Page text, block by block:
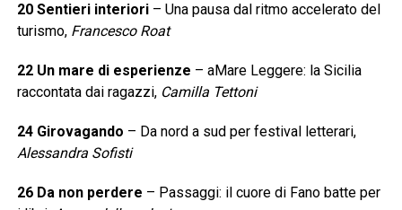
20 Sentieri interiori– Una pausa dal ritmo accelerato del
turismo, Francesco Roat
22 Un mare di esperienze – aMare Leggere: la Sicilia
raccontata dai ragazzi, Camilla Tettoni
24 Girovagando – Da nord a sud per festival letterari,
Alessandra Sofisti
26 Da non perdere – Passaggi: il cuore di Fano batte per